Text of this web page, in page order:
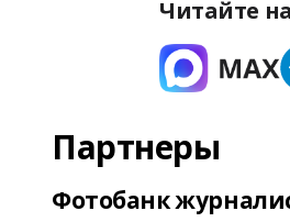
Читайте
Партнеры
Фотобанк